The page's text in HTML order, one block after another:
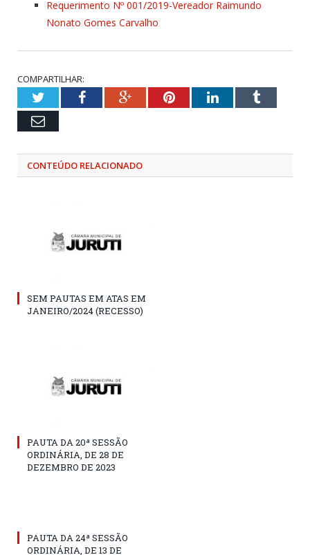
Requerimento Nº 001/2019-Vereador Raimundo
Nonato Gomes Carvalho
COMPARTILHAR:
TwitterFacebookGoogle+PinterestLinkedInTumblr
Email
CONTEÚDO RELACIONADO
SEM PAUTAS EM ATAS EM
JANEIRO/2024 (RECESSO)
PAUTA DA 20ª SESSÃO
ORDINÁRIA, DE 28 DE
DEZEMBRO DE 2023
PAUTA DA 24ª SESSÃO
ORDINÁRIA, DE 13 DE